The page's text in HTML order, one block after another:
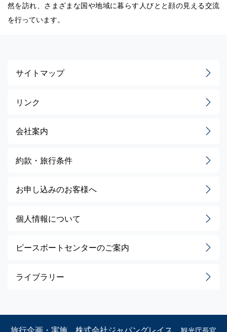
然を訪れ、さまざまな国や地域に暮らす人びとと顔の見える交流
を行っています。
サイトマップ
リンク
会社案内
約款・旅行条件
お申し込みのお客様へ
個人情報について
ピースボートセンターのご案内
ライブラリー
旅行企画・実施 株式会社ジャパングレイス 観光庁長官